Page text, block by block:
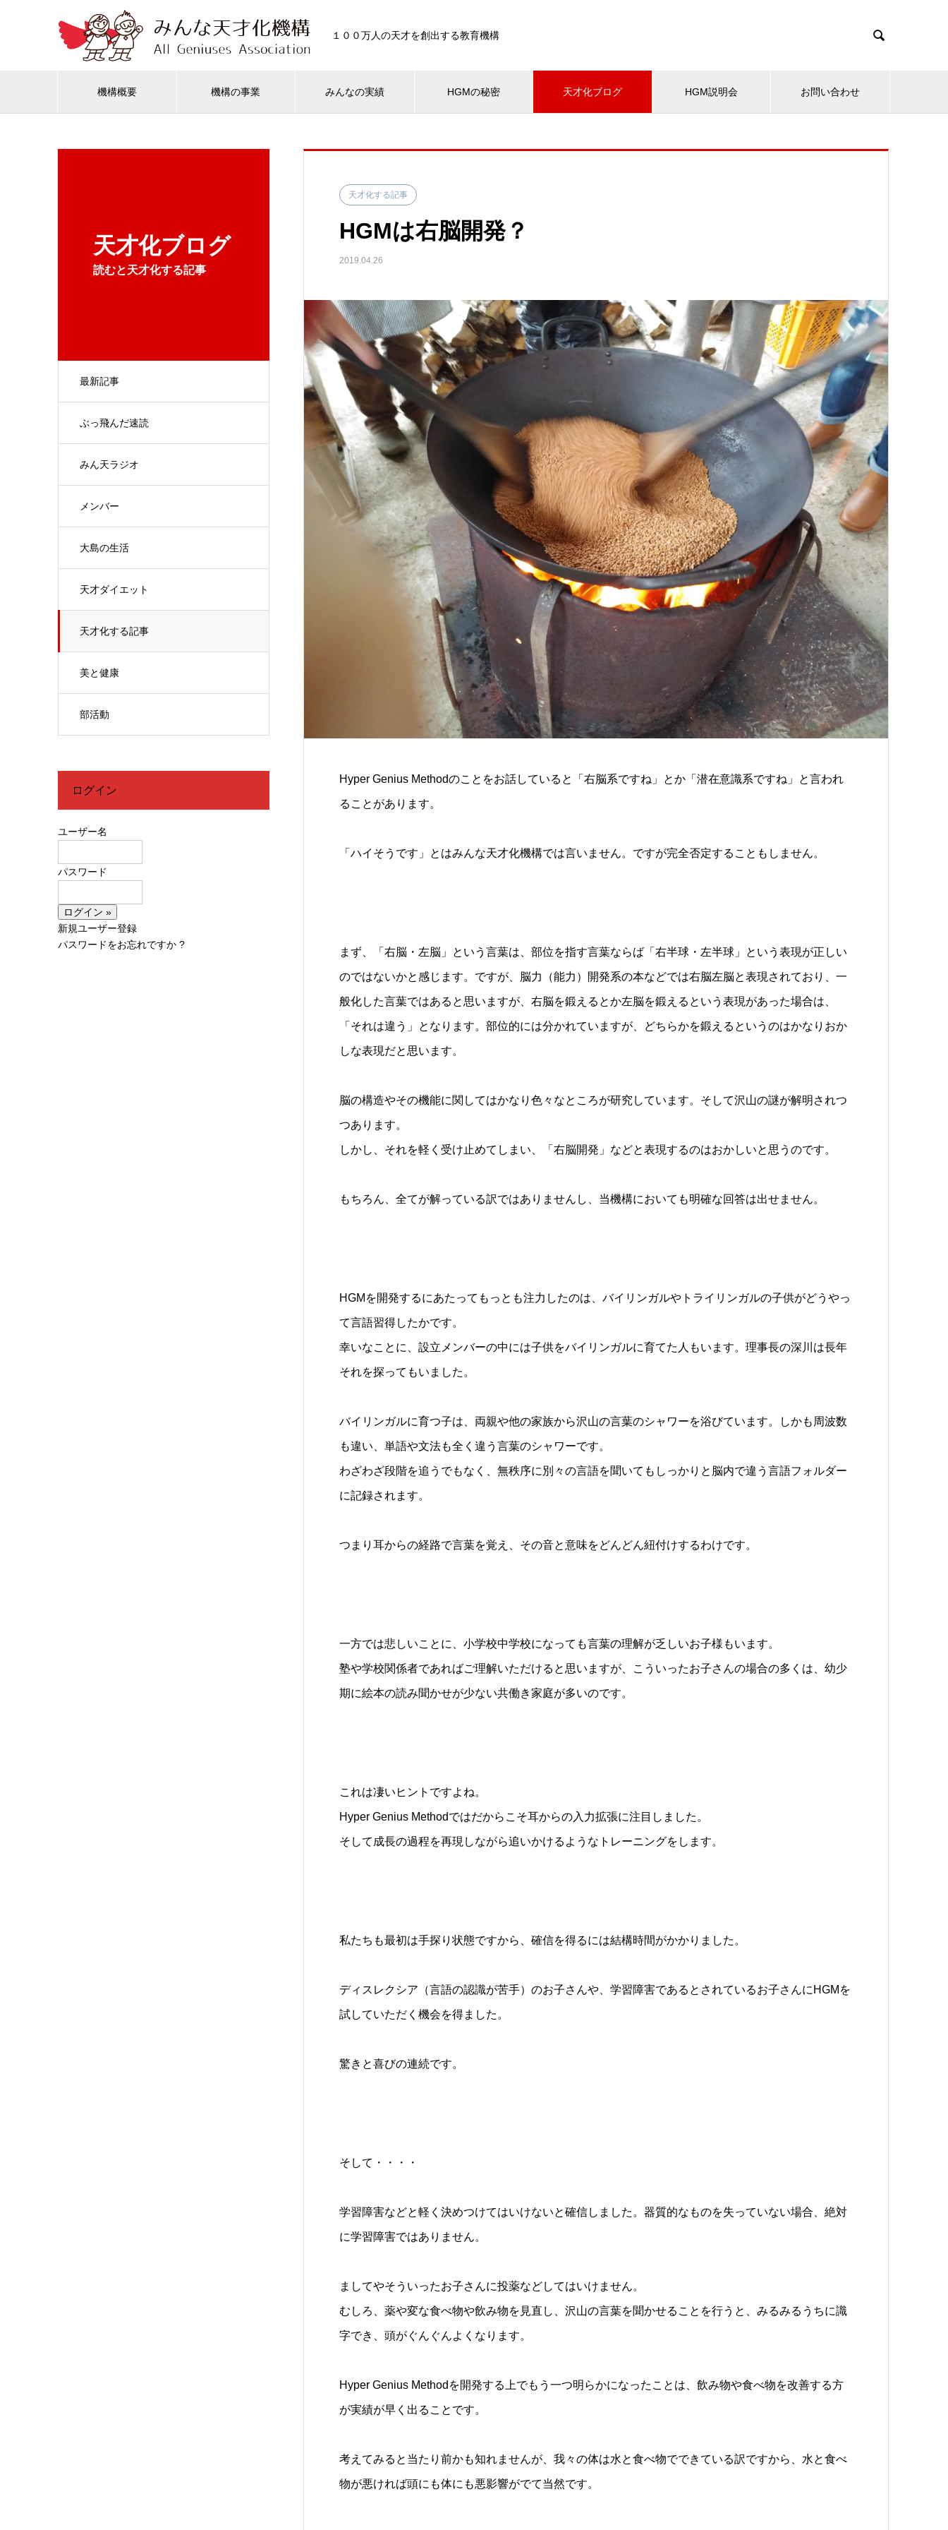
１００万人の天才を創出する教育機構 
機構概要 機構の事業 みんなの実績 HGMの秘密 天才化ブログ HGM説明会 お問い合わせ
天才化ブログ
読むと天才化する記事
最新記事
ぶっ飛んだ速読
みん天ラジオ
メンバー
大島の生活
天才ダイエット
天才化する記事
美と健康
部活動
天才化する記事
HGMは右脳開発？
2019.04.26
Hyper Genius Methodのことをお話していると「右脳系ですね」とか「潜在意識系ですね」と言われ
ることがあります。
「ハイそうです」とはみんな天才化機構では言いません。ですが完全否定することもしません。
まず、「右脳・左脳」という言葉は、部位を指す言葉ならば「右半球・左半球」という表現が正しい
のではないかと感じます。ですが、脳力（能力）開発系の本などでは右脳左脳と表現されており、一
般化した言葉ではあると思いますが、右脳を鍛えるとか左脳を鍛えるという表現があった場合は、
「それは違う」となります。部位的には分かれていますが、どちらかを鍛えるというのはかなりおか
しな表現だと思います。
脳の構造やその機能に関してはかなり色々なところが研究しています。そして沢山の謎が解明されつ
つあります。
しかし、それを軽く受け止めてしまい、「右脳開発」などと表現するのはおかしいと思うのです。
もちろん、全てが解っている訳ではありませんし、当機構においても明確な回答は出せません。
HGMを開発するにあたってもっとも注力したのは、バイリンガルやトライリンガルの子供がどうやっ
て言語習得したかです。
幸いなことに、設立メンバーの中には子供をバイリンガルに育てた人もいます。理事長の深川は長年
それを探ってもいました。
バイリンガルに育つ子は、両親や他の家族から沢山の言葉のシャワーを浴びています。しかも周波数
も違い、単語や文法も全く違う言葉のシャワーです。
わざわざ段階を追うでもなく、無秩序に別々の言語を聞いてもしっかりと脳内で違う言語フォルダー
に記録されます。
つまり耳からの経路で言葉を覚え、その音と意味をどんどん紐付けするわけです。
一方では悲しいことに、小学校中学校になっても言葉の理解が乏しいお子様もいます。
塾や学校関係者であればご理解いただけると思いますが、こういったお子さんの場合の多くは、幼少
期に絵本の読み聞かせが少ない共働き家庭が多いのです。
これは凄いヒントですよね。
Hyper Genius Methodではだからこそ耳からの入力拡張に注目しました。
そして成長の過程を再現しながら追いかけるようなトレーニングをします。
私たちも最初は手探り状態ですから、確信を得るには結構時間がかかりました。
ディスレクシア（言語の認識が苦手）のお子さんや、学習障害であるとされているお子さんにHGMを
試していただく機会を得ました。
驚きと喜びの連続です。
そして・・・・
学習障害などと軽く決めつけてはいけないと確信しました。器質的なものを失っていない場合、絶対
に学習障害ではありません。
ましてやそういったお子さんに投薬などしてはいけません。
むしろ、薬や変な食べ物や飲み物を見直し、沢山の言葉を聞かせることを行うと、みるみるうちに識
字でき、頭がぐんぐんよくなります。
Hyper Genius Methodを開発する上でもう一つ明らかになったことは、飲み物や食べ物を改善する方
が実績が早く出ることです。
考えてみると当たり前かも知れませんが、我々の体は水と食べ物でできている訳ですから、水と食べ
物が悪ければ頭にも体にも悪影響がでて当然です。
ログイン
ユーザー名
パスワード
新規ユーザー登録
パスワードをお忘れですか ?